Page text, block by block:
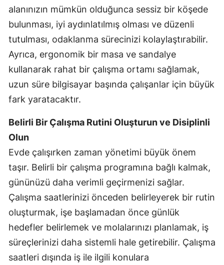
alanınızın mümkün olduğunca sessiz bir köşede
bulunması, iyi aydınlatılmış olması ve düzenli
tutulması, odaklanma sürecinizi kolaylaştırabilir.
Ayrıca, ergonomik bir masa ve sandalye
kullanarak rahat bir çalışma ortamı sağlamak,
uzun süre bilgisayar başında çalışanlar için büyük
fark yaratacaktır.
Belirli Bir Çalışma Rutini Oluşturun ve Disiplinli
Olun
Evde çalışırken zaman yönetimi büyük önem
taşır. Belirli bir çalışma programına bağlı kalmak,
gününüzü daha verimli geçirmenizi sağlar.
Çalışma saatlerinizi önceden belirleyerek bir rutin
oluşturmak, işe başlamadan önce günlük
hedefler belirlemek ve molalarınızı planlamak, iş
süreçlerinizi daha sistemli hale getirebilir. Çalışma
saatleri dışında iş ile ilgili konulara